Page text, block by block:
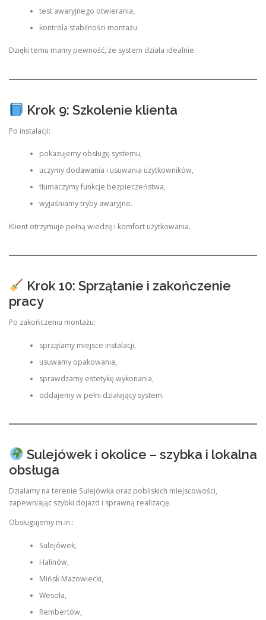
test awaryjnego otwierania,
kontrola stabilności montażu.
Dzięki temu mamy pewność, że system działa idealnie.
Krok 9: Szkolenie klienta
Po instalacji:
pokazujemy obsługę systemu,
uczymy dodawania i usuwania użytkowników,
tłumaczymy funkcje bezpieczeństwa,
wyjaśniamy tryby awaryjne.
Klient otrzymuje pełną wiedzę i komfort użytkowania.
Krok 10: Sprzątanie i zakończenie
pracy
Po zakończeniu montażu:
sprzątamy miejsce instalacji,
usuwamy opakowania,
sprawdzamy estetykę wykonania,
oddajemy w pełni działający system.
Sulejówek i okolice – szybka i lokalna
obsługa
Działamy na terenie Sulejówka oraz pobliskich miejscowości,
zapewniając szybki dojazd i sprawną realizację.
Obsługujemy m.in.:
Sulejówek,
Halinów,
Mińsk Mazowiecki,
Wesoła,
Rembertów,